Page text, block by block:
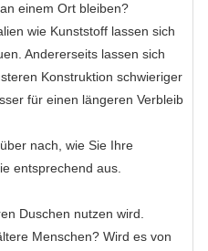
einem Ort bleiben?
wie Kunststoff lassen sich
Andererseits lassen sich
Konstruktion schwieriger
für einen längeren Verbleib
nach, wie Sie Ihre
entsprechend aus.
Duschen nutzen wird.
Menschen? Wird es von